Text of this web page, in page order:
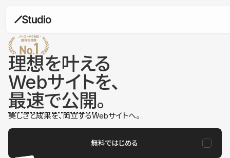
理想を叶える
Webサイトを、
最速で公開。
美しさと成果を、両立するWebサイトへ。
無料ではじめる